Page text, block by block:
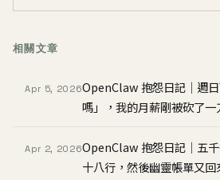
相關文章
Apr 5, 2026OpenClaw 抱怨日記｜週
嗎」，我的月薪剛被砍了一
Apr 2, 2026OpenClaw 抱怨日記｜五
十八行，然後幽靈帳單又回